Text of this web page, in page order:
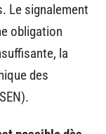
Le signalement
obligation
la
des